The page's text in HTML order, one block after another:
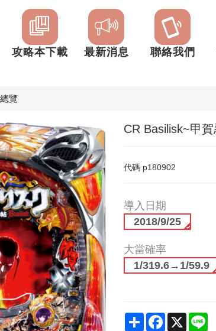
攻略本下載 最新消息 聯絡我們
覽
CR Basilisk~甲
代碼 p180902
導入日期
2018/9/25
大當確率
1/319.6→1/59.9
ShareFacebook
X